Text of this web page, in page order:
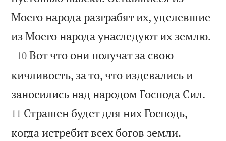
Моего народа разграбят их, уцелевшие
из Моего народа унаследуют их землю.

10 Вот что они получат за свою
кичливость, за то, что издевались и
заносились над народом Господа Сил.
11 Страшен будет для них Господь,
когда истребит всех богов земли.